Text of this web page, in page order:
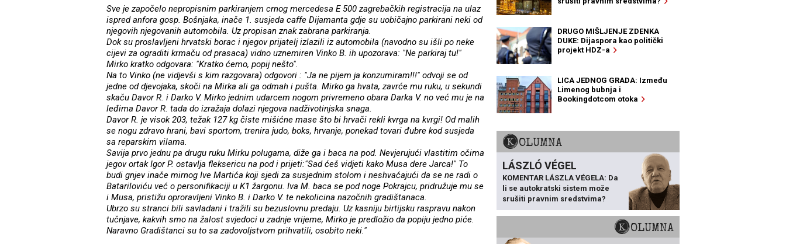
Sve je započelo nepropisnim parkiranjem crnog mercedesa E 500 zagrebačkih registracija na ulaz
ispred anfora gosp. Bošnjaka, inače 1. susjeda caffe Dijamanta gdje su uobičajno parkirani neki od
njegovih njegovanih automobila. Uz propisan znak zabrana parkiranja.
Dok su proslavljeni hrvatski borac i njegov prijatelj izlazili iz automobila (navodno su išli po neke
cijevi za ograditi krmaču od prasaca) vidno uznemiren Vinko B. ih upozorava: "Ne parkiraj tu!"
Mirko kratko odgovara: "Kratko ćemo, popij nešto".
Na to Vinko (ne vidjevši s kim razgovara) odgovori : "Ja ne pijem ja konzumiram!!!" odvoji se od
jedne od djevojaka, skoči na Mirka ali ga odmah i pušta. Mirko ga hvata, zavrće mu ruku, u sekundi
skaču Davor R. i Darko V. Mirko jednim udarcem nogom privremeno obara Darka V. no već mu je na
leđima Davor R. tada do izražaja dolazi njegova nadživotinjska snaga.
Davor R. je visok 203, težak 127 kg čiste mišićne mase što bi hrvači rekli kvrga na kvrgi! Od malih
se nogu zdravo hrani, bavi sportom, trenira judo, boks, hrvanje, ponekad tovari đubre kod susjeda
sa reparskim vilama.
Savija prvo jednu pa drugu ruku Mirku polugama, diže ga i baca na pod. Nevjerujući vlastitim očima
jegov ortak Igor P. ostavlja fleksericu na pod i prijeti:"Sad ćeš vidjeti kako Musa dere Jarca!" To
budi gnjev inače mirnog Ive Martića koji sjedi za susjednim stolom i neshvaćajući da se ne radi o
Batariloviću već o personifikaciji u K1 žargonu. Iva M. baca se pod noge Pokrajcu, pridružuje mu se
i Musa, pristižu oproravljeni Vinko B. i Darko V. te nekolicina nazočnih gradištanaca.
Ubrzo su stranci bili savladani i tražili su bezuslovnu predaju. Uz kasniju birtijsku raspravu nakon
tučnjave, kakvih smo na žalost svjedoci u zadnje vrijeme, Mirko je predložio da popiju jedno piće.
Naravno Gradištanci su to sa zadovoljstvom prihvatili, osobito neki."
DRUGO MIŠLJENJE ZDENKA
DUKE: Dijaspora kao politički
projekt HDZ-a
LICA JEDNOG GRADA: Između
Limenog bubnja i
Bookingdotcom otoka
KOLUMNA
LÁSZLÓ VÉGEL
KOMENTAR LÁSZLA VÉGELA: Da
li se autokratski sistem može
srušiti pravnim sredstvima?
KOLUMNA